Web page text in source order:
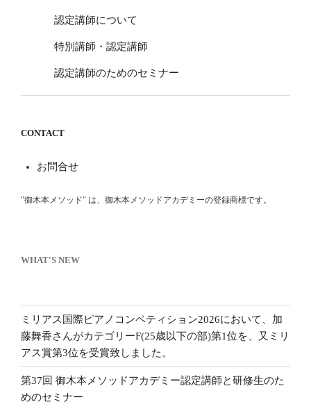
認定講師について
特別講師・認定講師
認定講師のためのセミナー
CONTACT
お問合せ
"御木本メソッド" は、御木本メソッドアカデミーの登録商標です。
WHAT'S NEW
ミリアス国際ピアノコンペティション2026において、加
藤舞香さんがカテゴリーF(25歳以下の部)第1位を、又ミリ
アス賞第3位を受賞致しました。
第37回 御木本メソッドアカデミー認定講師と研修生のた
めのセミナー